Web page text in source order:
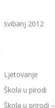
svibanj 2012
Ljetovanje
Škola u pirodi
Škola u prirodi –